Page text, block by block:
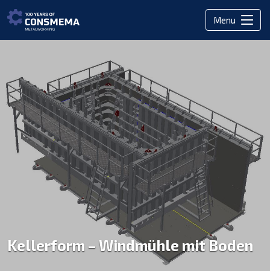
Menu
Kellerform – Windmühle mit Boden